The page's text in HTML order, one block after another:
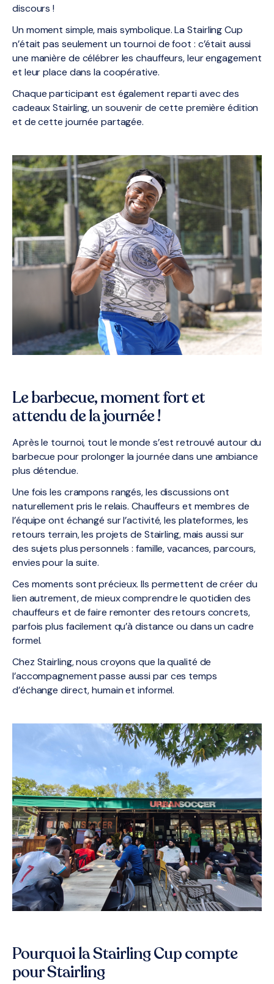
discours !
Un moment simple, mais symbolique. La Stairling Cup
n’était pas seulement un tournoi de foot : c’était aussi
une manière de célébrer les chauffeurs, leur engagement
et leur place dans la coopérative.
Chaque participant est également reparti avec des
cadeaux Stairling, un souvenir de cette première édition
et de cette journée partagée.
Le barbecue, moment fort et
attendu de la journée !
Après le tournoi, tout le monde s’est retrouvé autour du
barbecue pour prolonger la journée dans une ambiance
plus détendue.
Une fois les crampons rangés, les discussions ont
naturellement pris le relais. Chauffeurs et membres de
l’équipe ont échangé sur l’activité, les plateformes, les
retours terrain, les projets de Stairling, mais aussi sur
des sujets plus personnels : famille, vacances, parcours,
envies pour la suite.
Ces moments sont précieux. Ils permettent de créer du
lien autrement, de mieux comprendre le quotidien des
chauffeurs et de faire remonter des retours concrets,
parfois plus facilement qu’à distance ou dans un cadre
formel.
Chez Stairling, nous croyons que la qualité de
l’accompagnement passe aussi par ces temps
d’échange direct, humain et informel.
Pourquoi la Stairling Cup compte
pour Stairling